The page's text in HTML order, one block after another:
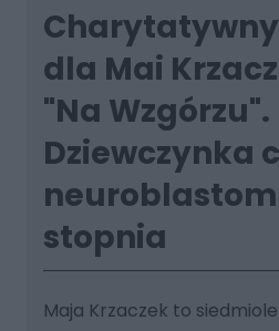
dla Mai
"Na Wzgórzu".
Dziewczynka
stopnia
Maja Krzaczek to